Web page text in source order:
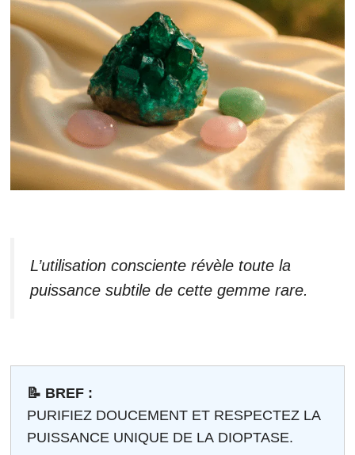
L’utilisation consciente révèle toute la
puissance subtile de cette gemme rare.
📝 BREF :
PURIFIEZ DOUCEMENT ET RESPECTEZ LA
PUISSANCE UNIQUE DE LA DIOPTASE.